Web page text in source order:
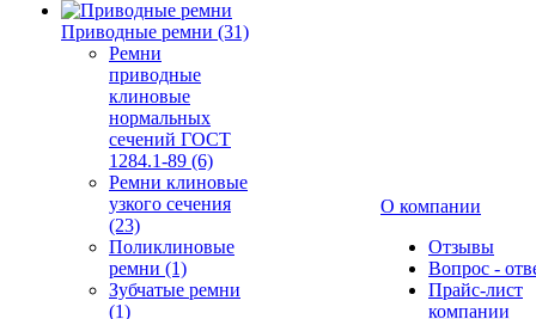
Приводные ремни (31)
Ремни
приводные
клиновые
нормальных
сечений ГОСТ
1284.1-89 (6)
Ремни клиновые
узкого сечения
(23)
Поликлиновые
ремни (1)
Зубчатые ремни
(1)
О компании
Отзывы
Вопрос -
Прайс-лист
компании